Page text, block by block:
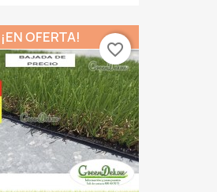
¡EN OFERTA!
favorite_border